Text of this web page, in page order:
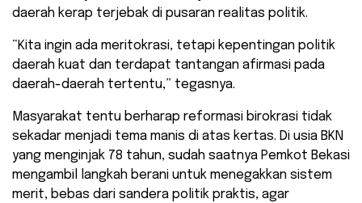
daerah kerap terjebak di pusaran realitas politik.
“Kita ingin ada meritokrasi, tetapi kepentingan politik
daerah kuat dan terdapat tantangan afirmasi pada
daerah-daerah tertentu,” tegasnya.
​Masyarakat tentu berharap reformasi birokrasi tidak
sekadar menjadi tema manis di atas kertas. Di usia BKN
yang menginjak 78 tahun, sudah saatnya Pemkot Bekasi
mengambil langkah berani untuk menegakkan sistem
merit, bebas dari sandera politik praktis, agar